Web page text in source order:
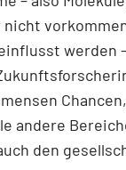
werden
andere
den